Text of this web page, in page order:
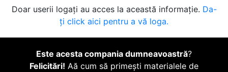
Doar userii logați au acces la această informație. Da-
ți click aici pentru a vă loga.
Este acesta compania dumneavoastră?
Felicitări! Aă cum să primești materialele de